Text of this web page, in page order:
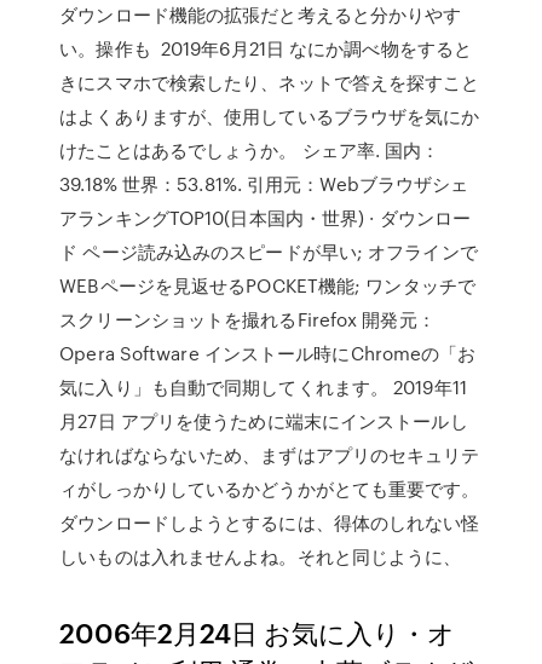
ダウンロード機能の拡張だと考えると分かりやす
い。操作も 2019年6月21日 なにか調べ物をすると
きにスマホで検索したり、ネットで答えを探すこと
はよくありますが、使用しているブラウザを気にか
けたことはあるでしょうか。 シェア率. 国内：
39.18% 世界：53.81%. 引用元：Webブラウザシェ
アランキングTOP10(日本国内・世界) · ダウンロー
ド ページ読み込みのスピードが早い; オフラインで
WEBページを見返せるPOCKET機能; ワンタッチで
スクリーンショットを撮れるFirefox 開発元：
Opera Software インストール時にChromeの「お
気に入り」も自動で同期してくれます。 2019年11
月27日 アプリを使うために端末にインストールし
なければならないため、まずはアプリのセキュリテ
ィがしっかりしているかどうかがとても重要です。
ダウンロードしようとするには、得体のしれない怪
しいものは入れませんよね。それと同じように、
2006年2月24日 お気に入り・オ